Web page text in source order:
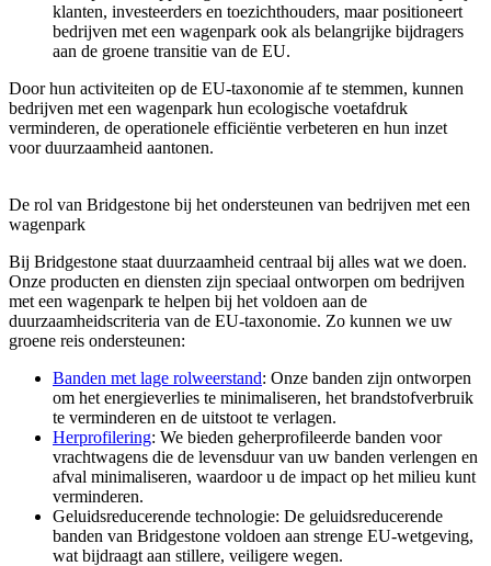
klanten, investeerders en toezichthouders, maar positioneert
bedrijven met een wagenpark ook als belangrijke bijdragers
aan de groene transitie van de EU.
Door hun activiteiten op de EU-taxonomie af te stemmen, kunnen
bedrijven met een wagenpark hun ecologische voetafdruk
verminderen, de operationele efficiëntie verbeteren en hun inzet
voor duurzaamheid aantonen.
De rol van Bridgestone bij het ondersteunen van bedrijven met een
wagenpark
Bij Bridgestone staat duurzaamheid centraal bij alles wat we doen.
Onze producten en diensten zijn speciaal ontworpen om bedrijven
met een wagenpark te helpen bij het voldoen aan de
duurzaamheidscriteria van de EU-taxonomie. Zo kunnen we uw
groene reis ondersteunen:
Banden met lage rolweerstand: Onze banden zijn ontworpen
om het energieverlies te minimaliseren, het brandstofverbruik
te verminderen en de uitstoot te verlagen.
Herprofilering: We bieden geherprofileerde banden voor
vrachtwagens die de levensduur van uw banden verlengen en
afval minimaliseren, waardoor u de impact op het milieu kunt
verminderen.
Geluidsreducerende technologie: De geluidsreducerende
banden van Bridgestone voldoen aan strenge EU-wetgeving,
wat bijdraagt aan stillere, veiligere wegen.